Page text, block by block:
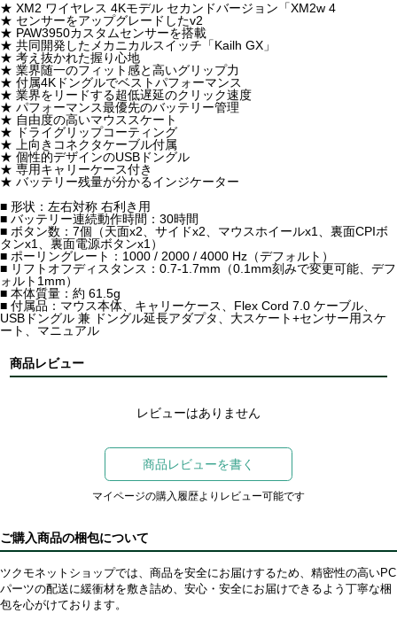
★ XM2 ワイヤレス 4Kモデル セカンドバージョン「XM2w 4
★ センサーをアップグレードしたv2
★ PAW3950カスタムセンサーを搭載
★ 共同開発したメカニカルスイッチ「Kailh GX」
★ 考え抜かれた握り心地
★ 業界随一のフィット感と高いグリップ力
★ 付属4Kドングルでベストパフォーマンス
★ 業界をリードする超低遅延のクリック速度
★ パフォーマンス最優先のバッテリー管理
★ 自由度の高いマウススケート
★ ドライグリップコーティング
★ 上向きコネクタケーブル付属
★ 個性的デザインのUSBドングル
★ 専用キャリーケース付き
★ バッテリー残量が分かるインジケーター
■ 形状：左右対称 右利き用
■ バッテリー連続動作時間：30時間
■ ボタン数：7個（天面x2、サイドx2、マウスホイールx1、裏面CPIボ
タンx1、裏面電源ボタンx1）
■ ポーリングレート：1000 / 2000 / 4000 Hz（デフォルト）
■ リフトオフディスタンス：0.7-1.7mm（0.1mm刻みで変更可能、デフ
ォルト1mm）
■ 本体質量：約 61.5g
■ 付属品：マウス本体、キャリーケース、Flex Cord 7.0 ケーブル、
USBドングル 兼 ドングル延長アダプタ、大スケート+センサー用スケ
ート、マニュアル
商品レビュー
レビューはありません
商品レビューを書く
マイページの購入履歴よりレビュー可能です
ご購入商品の梱包について
ツクモネットショップでは、商品を安全にお届けするため、精密性の高いPC
パーツの配送に緩衝材を敷き詰め、安心・安全にお届けできるよう丁寧な梱
包を心がけております。